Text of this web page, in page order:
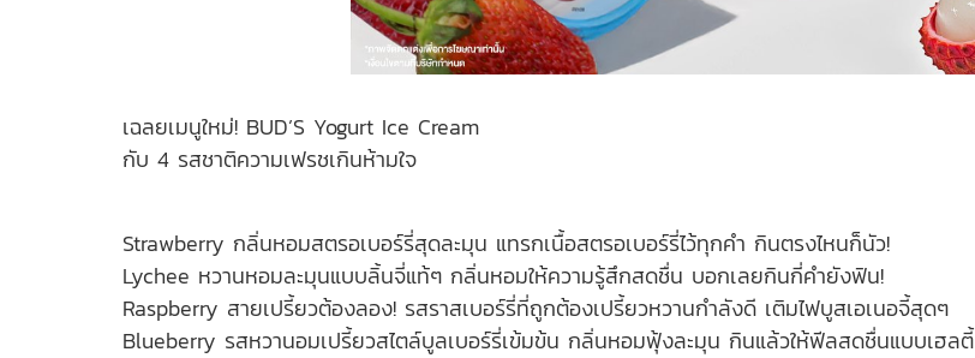
เฉลยเมนูใหม่! BUD’S Yogurt Ice Cream
กับ 4 รสชาติความเฟรชเกินห้ามใจ
Strawberry กลิ่นหอมสตรอเบอร์รี่สุดละมุน แทรกเนื้อสตรอเบอร์รี่ไว้ทุกคำ กินตรงไหนก็นัว!
Lychee หวานหอมละมุนแบบลิ้นจี่แท้ๆ กลิ่นหอมให้ความรู้สึกสดชื่น บอกเลยกินกี่คำยังฟิน!
Raspberry สายเปรี้ยวต้องลอง! รสราสเบอร์รี่ที่ถูกต้องเปรี้ยวหวานกำลังดี เติมไฟบูสเอเนอจี้สุดๆ
Blueberry รสหวานอมเปรี้ยวสไตล์บูลเบอร์รี่เข้มข้น กลิ่นหอมฟุ้งละมุน กินแล้วให้ฟีลสดชื่นแบบเฮลตี้